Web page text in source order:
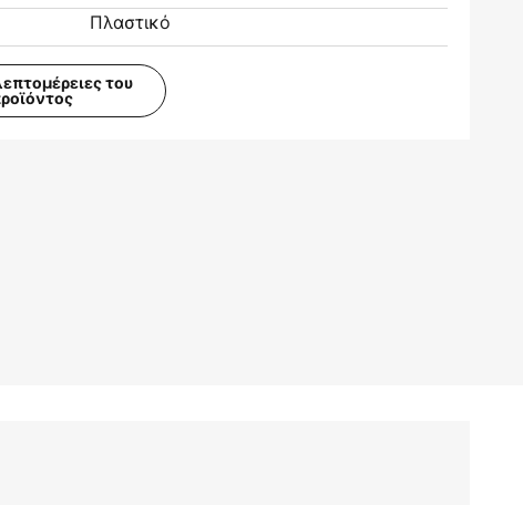
Πλαστικό
του